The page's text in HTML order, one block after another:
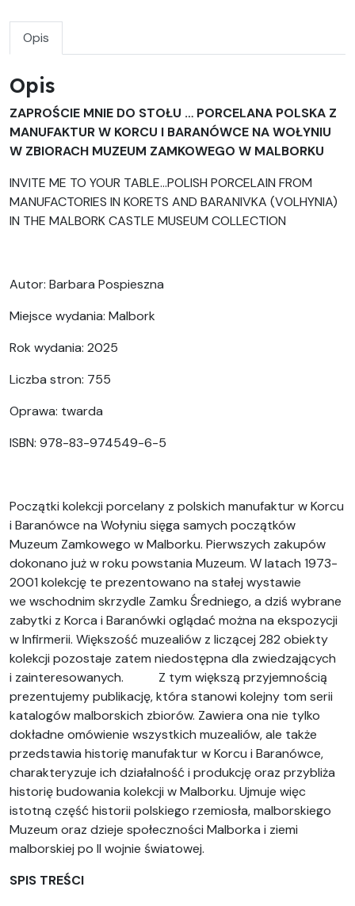
Opis
Opis
ZAPROŚCIE MNIE DO STOŁU … PORCELANA POLSKA Z
MANUFAKTUR W KORCU I BARANÓWCE NA WOŁYNIU
W ZBIORACH MUZEUM ZAMKOWEGO W MALBORKU
INVITE ME TO YOUR TABLE…POLISH PORCELAIN FROM
MANUFACTORIES IN KORETS AND BARANIVKA (VOLHYNIA)
IN THE MALBORK CASTLE MUSEUM COLLECTION
Autor: Barbara Pospieszna
Miejsce wydania: Malbork
Rok wydania: 2025
Liczba stron: 755
Oprawa: twarda
ISBN: 978-83-974549-6-5
Początki kolekcji porcelany z polskich manufaktur w Korcu
i Baranówce na Wołyniu sięga samych początków
Muzeum Zamkowego w Malborku. Pierwszych zakupów
dokonano już w roku powstania Muzeum. W latach 1973-
2001 kolekcję te prezentowano na stałej wystawie
we wschodnim skrzydle Zamku Średniego, a dziś wybrane
zabytki z Korca i Baranówki oglądać można na ekspozycji
w Infirmerii. Większość muzealiów z liczącej 282 obiekty
kolekcji pozostaje zatem niedostępna dla zwiedzających
i zainteresowanych. Z tym większą przyjemnością
prezentujemy publikację, która stanowi kolejny tom serii
katalogów malborskich zbiorów. Zawiera ona nie tylko
dokładne omówienie wszystkich muzealiów, ale także
przedstawia historię manufaktur w Korcu i Baranówce,
charakteryzuje ich działalność i produkcję oraz przybliża
historię budowania kolekcji w Malborku. Ujmuje więc
istotną część historii polskiego rzemiosła, malborskiego
Muzeum oraz dzieje społeczności Malborka i ziemi
malborskiej po II wojnie światowej.
SPIS TREŚCI